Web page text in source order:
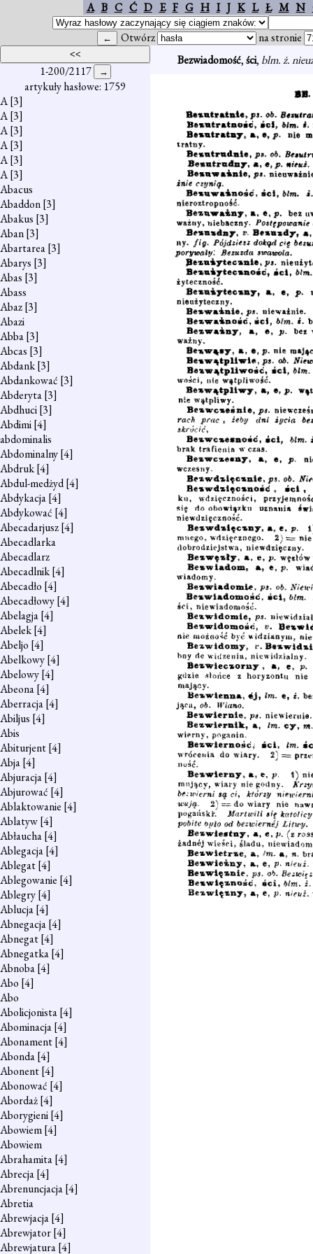
A B C Ć D E F G H I J K L Ł M N
Otwórz na stronie
1-200/2117
artykuły hasłowe: 1759
A[3]
A[3]
A[3]
A[3]
A[3]
A[3]
Abacus
Abaddon[3]
Abakus [3]
Aban[3]
Abartarea[3]
Abarys [3]
Abas [3]
Abass
Abaz[3]
Abazi
Abba[3]
Abcas [3]
Abdank[3]
Abdankować [3]
Abderyta[3]
Abdhuci[3]
Abdimi[4]
abdominalis
Abdominalny[4]
Abdruk[4]
Abdul-medżyd[4]
Abdykacja[4]
Abdykować [4]
Abecadarjusz[4]
Abecadlarka
Abecadlarz
Abecadlnik[4]
Abecadło [4]
Abecadłowy[4]
Abelagja[4]
Abelek[4]
Abeljo [4]
Abelkowy[4]
Abelowy[4]
Abeona[4]
Aberracja[4]
Abiljus [4]
Abis
Abiturjent[4]
Abja[4]
Abjuracja[4]
Abjurować [4]
Ablaktowanie [4]
Ablatyw[4]
Abłaucha[4]
Ablegacja[4]
Ablegat[4]
Ablegowanie [4]
Ablegry[4]
Ablucja[4]
Abnegacja[4]
Abnegat[4]
Abnegatka[4]
Abnoba[4]
Abo [4]
Abo
Abolicjonista[4]
Abominacja[4]
Abonament[4]
Abonda[4]
Abonent[4]
Abonować [4]
Abordaż[4]
Aborygieni[4]
Abowiem[4]
Abowiem
Abrahamita[4]
Abrecja[4]
Abrenuncjacja[4]
Abretia
Abrewjacja[4]
Abrewjator[4]
Abrewjatura[4]
Bezwiadomość,ści, blm. ż.